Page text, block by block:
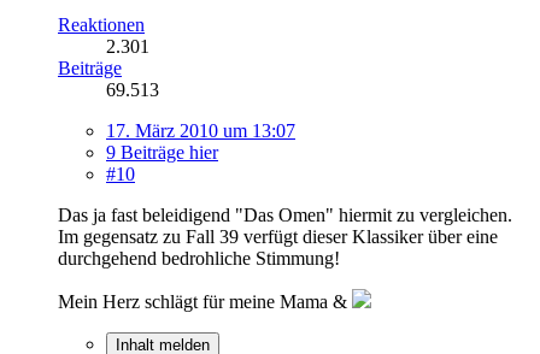
Reaktionen
2.301
Beiträge
69.513
17. März 2010 um 13:07
9 Beiträge hier
#10
Das ja fast beleidigend "Das Omen" hiermit zu vergleichen.
Im gegensatz zu Fall 39 verfügt dieser Klassiker über eine
durchgehend bedrohliche Stimmung!
Mein Herz schlägt für meine Mama &
Inhalt melden